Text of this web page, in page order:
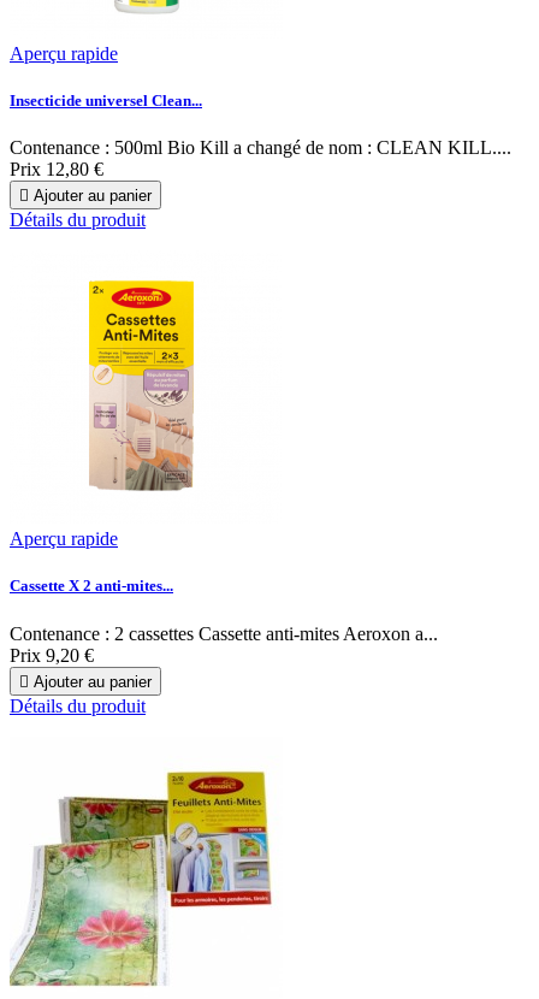
Aperçu rapide
Insecticide universel Clean...
Contenance : 500ml Bio Kill a changé de nom : CLEAN KILL....
Prix 12,80 €
 Ajouter au panier
Détails du produit
Aperçu rapide
Cassette X 2 anti-mites...
Contenance : 2 cassettes Cassette anti-mites Aeroxon a...
Prix 9,20 €
 Ajouter au panier
Détails du produit